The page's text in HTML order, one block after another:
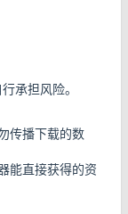
承担风险。
传播下载的数
能直接获得的资